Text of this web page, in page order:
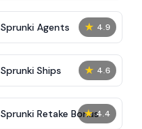
★ 4.9
Sprunki Agents
★ 4.6
Sprunki Ships
★ 4.4
Sprunki Retake Bonus